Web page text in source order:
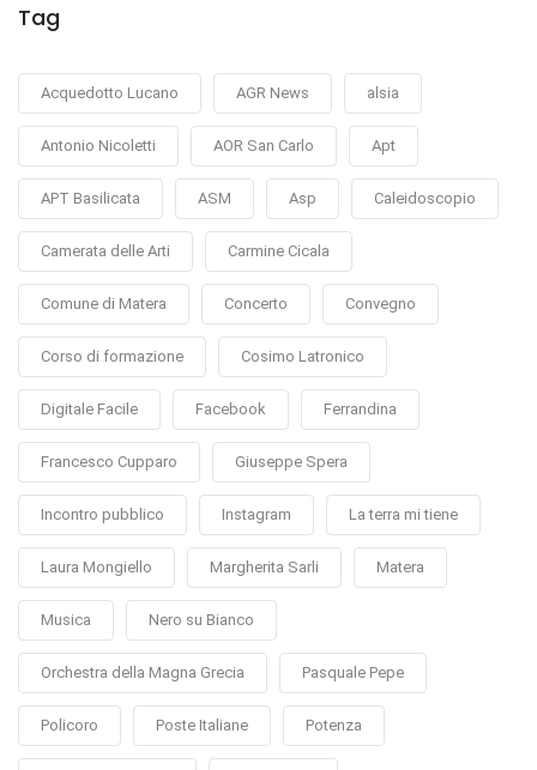
Tag
Acquedotto Lucano AGR News alsia
Antonio Nicoletti AOR San Carlo Apt
APT Basilicata ASM Asp Caleidoscopio
Camerata delle Arti Carmine Cicala
Comune di Matera Concerto Convegno
Corso di formazione Cosimo Latronico
Digitale Facile Facebook Ferrandina
Francesco Cupparo Giuseppe Spera
Incontro pubblico Instagram La terra mi tiene
Laura Mongiello Margherita Sarli Matera
Musica Nero su Bianco
Orchestra della Magna Grecia Pasquale Pepe
Policoro Poste Italiane Potenza